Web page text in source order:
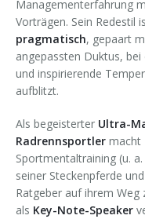
Managementerfahrung
Vorträgen. Sein Redestil
pragmatisch, gepaart
angepassten Duktus,
und inspirierende
aufblitzt.
Als begeisterter Ultra-
Radrennsportler macht
Sportmentaltraining (u.
seiner Steckenpferde
Ratgeber auf ihrem Weg
als Key-Note-Speaker